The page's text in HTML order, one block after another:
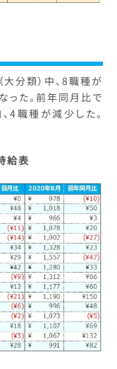
分類）中、8職種が
った。前年同月比で
4職種が減少した。
給表